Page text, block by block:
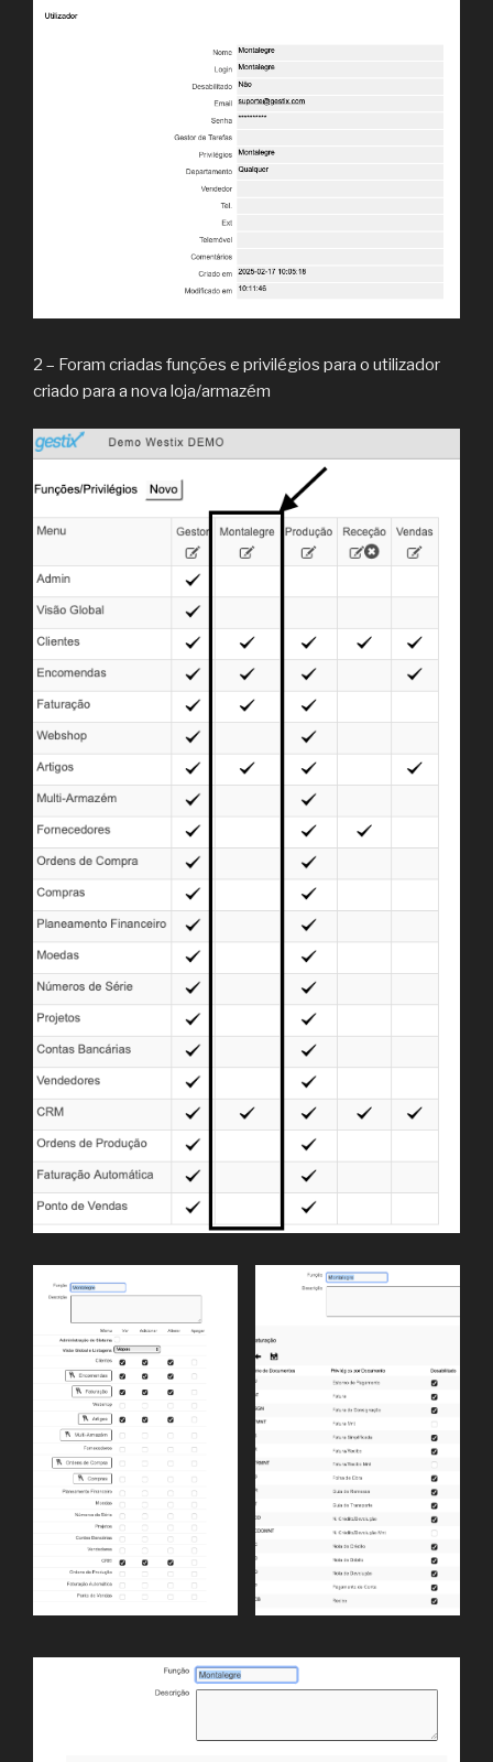
2 – Foram criadas funções e privilégios para o utilizador
criado para a nova loja/armazém